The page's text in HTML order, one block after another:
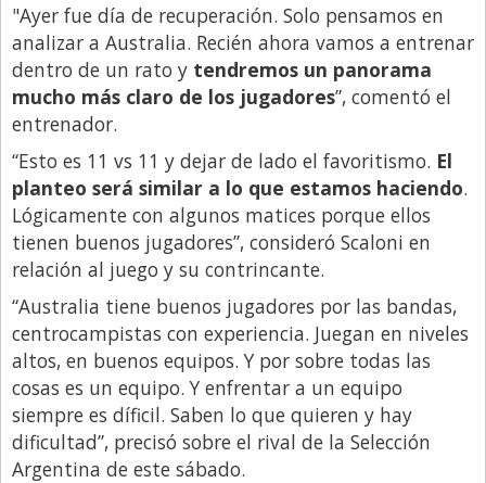
Minuto Lanzamiento
Negocios
Opinion
País
Política
Publicidad y Marketing
Real Estate y Propiedades
Responsabilidad Social
Salidas
Santa Fe
Show Business
Sociedad
"Ayer fue día de recuperación. Solo pensamos en
analizar a Australia. Recién ahora vamos a entrenar
dentro de un rato y tendremos un panorama
mucho más claro de los jugadores”, comentó el
entrenador.
“Esto es 11 vs 11 y dejar de lado el favoritismo. El
planteo será similar a lo que estamos haciendo.
Lógicamente con algunos matices porque ellos
tienen buenos jugadores”, consideró Scaloni en
relación al juego y su contrincante.
“Australia tiene buenos jugadores por las bandas,
centrocampistas con experiencia. Juegan en niveles
altos, en buenos equipos. Y por sobre todas las
cosas es un equipo. Y enfrentar a un equipo
siempre es díficil. Saben lo que quieren y hay
dificultad”, precisó sobre el rival de la Selección
Argentina de este sábado.